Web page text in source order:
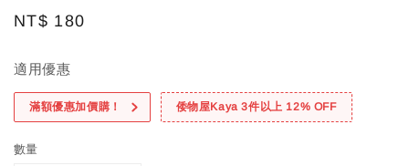
Regular
NT$ 180
適用優惠
滿額優惠加價購！ 倭物屋Kaya 3件以上 12% OFF
數量